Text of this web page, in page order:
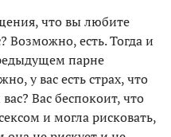
что вы любите
Возможно, есть. Тогда и
парне
у вас есть страх, что
Вас беспокоит, что
и могла рисковать,